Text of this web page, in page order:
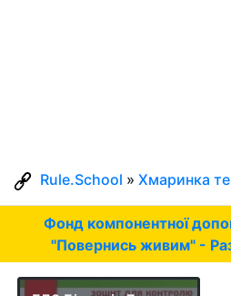
Rule.School » Хмаринка
Фонд компонентної
"Повернись живим" -